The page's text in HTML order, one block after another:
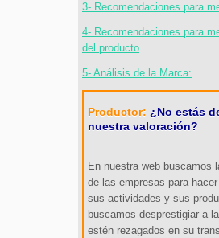
3- Recomendaciones para
4- Recomendaciones para
del producto
5- Análisis de la Marca:
Productor: ¿No estás
nuestra valoración?
En nuestra web buscamos
de las empresas para
sus actividades y sus
buscamos desprestigiar a
estén rezagados en su